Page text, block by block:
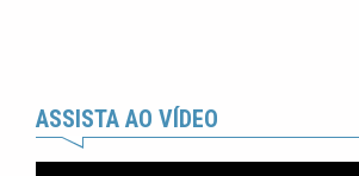
ASSISTA AO VÍDEO